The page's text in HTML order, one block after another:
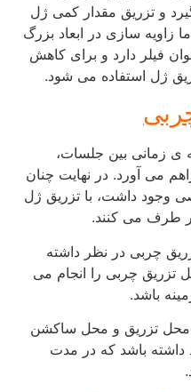
و تزریق مقدار کمی ژل
سازی در ابعاد بزرگ
فیلر دارد و برای کاهش
ژل استفاده می شود.
بین جلسات،
می آورد. در نهایت چنان
داشت، با تزریق ژل
طرف می کنند.
چربی در نظر داشته
چربی را انجام می
باشد.
تزریق و محل ساکشن
باشد که در مدت